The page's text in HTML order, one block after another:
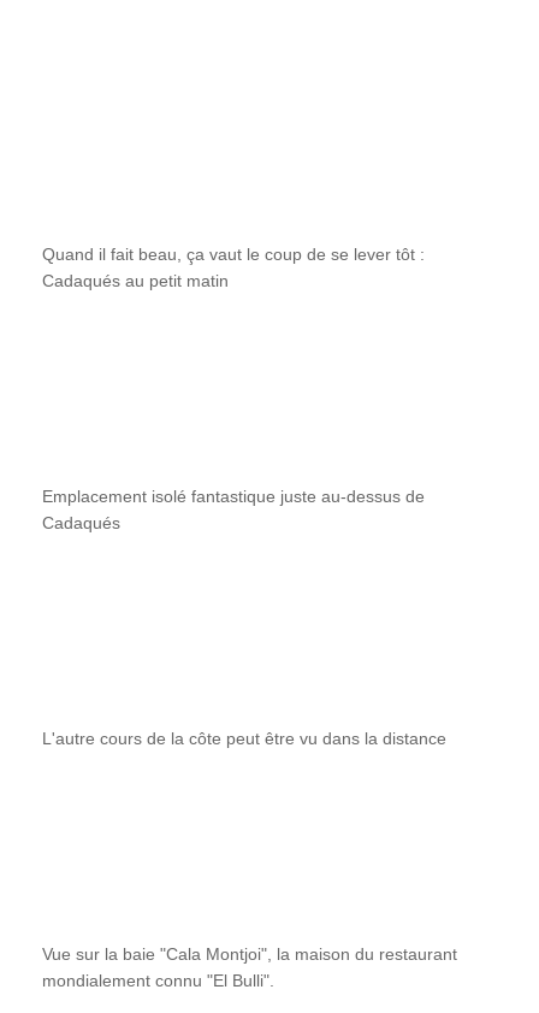
Quand il fait beau, ça vaut le coup de se lever tôt :
Cadaqués au petit matin
Emplacement isolé fantastique juste au-dessus de
Cadaqués
L'autre cours de la côte peut être vu dans la distance
Vue sur la baie "Cala Montjoi", la maison du restaurant
mondialement connu "El Bulli".